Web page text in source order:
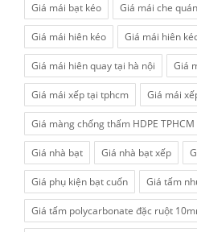
Giá mái bạt kéo Giá mái che
Giá mái hiên kéo Giá mái hiên
Giá mái hiên quay tại hà nội Giá
Giá mái xếp tại tphcm Giá mái
Giá màng chống thấm HDPE TPHCM
Giá nhà bạt Giá nhà bạt xếp
Giá phụ kiện bạt cuốn Giá tấm
Giá tấm polycarbonate đặc ruột